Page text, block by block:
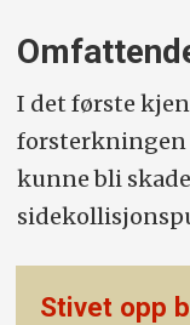
I det første
forsterkningen
kunne bli
Stivet opp